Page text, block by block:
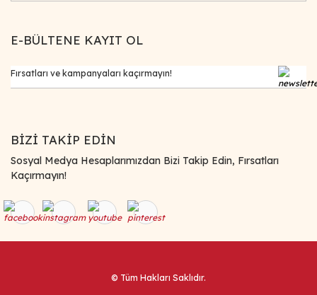
E-BÜLTENE KAYIT OL
BİZİ TAKİP EDİN
Sosyal Medya Hesaplarımızdan Bizi Takip Edin, Fırsatları
Kaçırmayın!
© Tüm Hakları Saklıdır.